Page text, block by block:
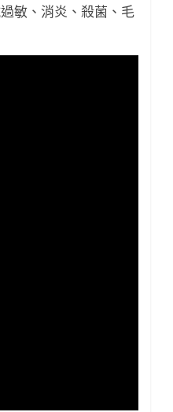
敏、消炎、殺菌、毛